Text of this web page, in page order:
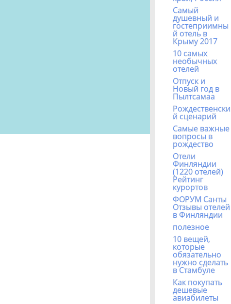
Самый
душевный и
гостеприимны
й отель в
Крыму 2017
10 самых
необычных
отелей
Отпуск и
Новый год в
Пылтсамаа
Рождественски
й сценарий
Самые важные
вопросы в
рождество
Отели
Финляндии
(1220 отелей)
Рейтинг
курортов
ФОРУМ Санты
Отзывы отелей
в Финляндии
полезное
10 вещей,
которые
обязательно
нужно сделать
в Стамбуле
Как покупать
дешевые
авиабилеты